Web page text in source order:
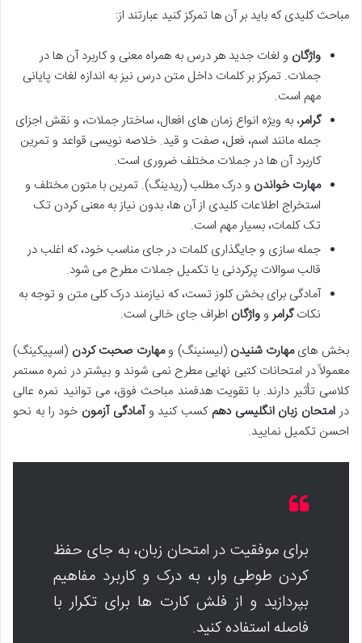
مباحث کلیدی که باید بر آن ها تمرکز کنید عبارتند از:
واژگان و لغات جدید هر درس به همراه معنی و کاربرد آن ها در
جملات. تمرکز بر کلمات داخل متن درس نیز به اندازه لغات پایانی
مهم است.
گرامر، به ویژه انواع زمان های افعال، ساختار جملات، و نقش اجزای
جمله مانند اسم، فعل، صفت و قید. خلاصه نویسی قواعد و تمرین
کاربرد آن ها در جملات مختلف ضروری است.
مهارت خواندن و درک مطلب (ریدینگ). تمرین با متون مختلف و
استخراج اطلاعات کلیدی از آن ها، بدون نیاز به معنی کردن تک
تک کلمات، بسیار مهم است.
جمله سازی و جایگذاری کلمات در جای مناسب خود، که اغلب در
قالب سوالات پرکردنی یا تکمیل جملات مطرح می شود.
آمادگی برای بخش کلوز تست، که نیازمند درک کلی متن و توجه به
نکاتگرامروواژگان اطراف جای خالی است.
بخش هایمهارت شنیدن (لیسنینگ) ومهارت صحبت کردن (اسپیکینگ)
معمولاً در امتحانات کتبی نهایی مطرح نمی شوند و بیشتر در نمره مستمر
کلاسی تأثیر دارند. با تقویت هدفمند مباحث فوق، می توانید نمره عالی
درامتحان زبان انگلیسی دهم کسب کنید وآمادگی آزمون خود را به نحو
احسن تکمیل نمایید.
برای موفقیت در امتحان زبان، به جای حفظ
کردن طوطی وار، به درک و کاربرد مفاهیم
بپردازید و از فلش کارت ها برای تکرار با
فاصله استفاده کنید.